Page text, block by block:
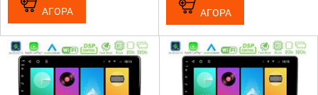
ΑΓΟΡΑ ΑΓΟΡΑ